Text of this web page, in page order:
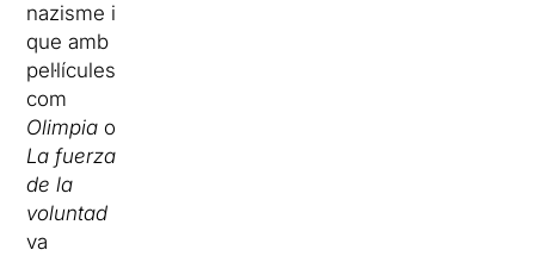
nazisme i
que amb
pel·lícules
com
Olimpia o
La fuerza
de la
voluntad
va